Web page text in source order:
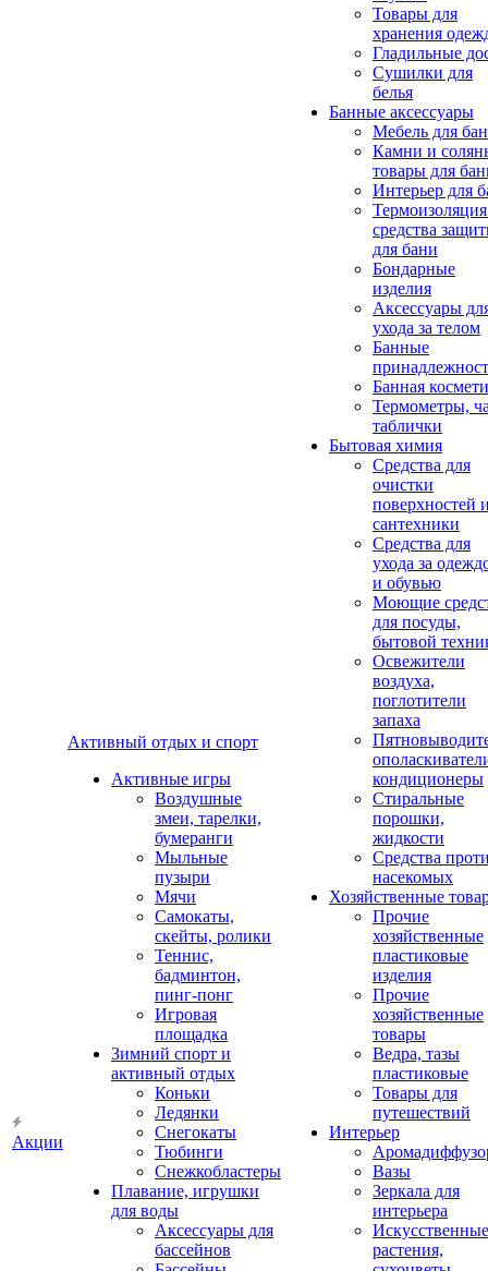
Акции
Активный отдых и спорт
Активные игры
Воздушные
змеи, тарелки,
бумеранги
Мыльные
пузыри
Мячи
Самокаты,
скейты, ролики
Теннис,
бадминтон,
пинг-понг
Игровая
площадка
Зимний спорт и
активный отдых
Коньки
Ледянки
Снегокаты
Тюбинги
Снежкобластеры
Плавание, игрушки
для воды
Аксессуары для
бассейнов
Товары для
хранения
Гладильные
Сушилки для
белья
Банные аксессуары
Мебель для
Камни и
товары для
Интерьер для
средства
для бани
Бондарные
изделия
Аксеcсуары
ухода за телом
Банные
Банная
Термометры,
таблички
Бытовая химия
Средства для
очистки
поверхностей
сантехники
Средства для
ухода за
и обувью
Моющие
для посуды,
бытовой
Освежители
воздуха,
поглотители
запаха
кондиционеры
Стиральные
порошки,
жидкости
Средства
насекомых
Хозяйственные
Прочие
хозяйственные
пластиковые
изделия
Прочие
хозяйственные
товары
Ведра, тазы
пластиковые
Товары для
путешествий
Интерьер
Вазы
Зеркала для
интерьера
Искусственные
растения,